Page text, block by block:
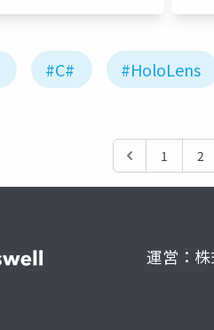
#C# #HoloLens
1 2
運営：